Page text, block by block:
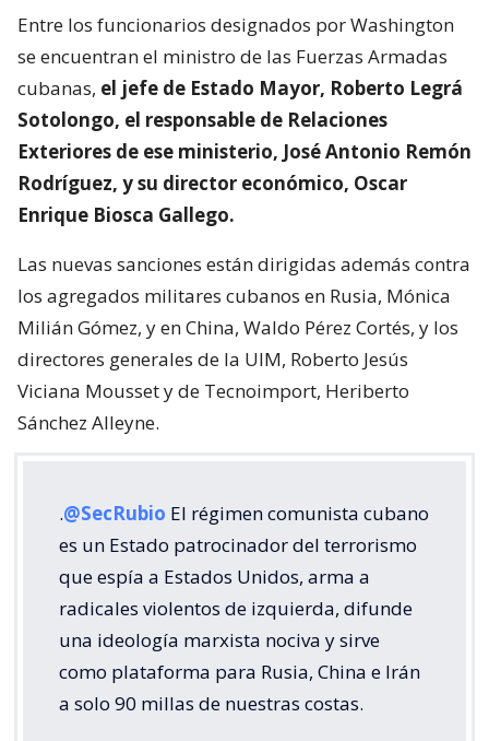
Entre los funcionarios designados por Washington
se encuentran el ministro de las Fuerzas Armadas
cubanas, el jefe de Estado Mayor, Roberto Legrá
Sotolongo, el responsable de Relaciones
Exteriores de ese ministerio, José Antonio Remón
Rodríguez, y su director económico, Oscar
Enrique Biosca Gallego.
Las nuevas sanciones están dirigidas además contra
los agregados militares cubanos en Rusia, Mónica
Milián Gómez, y en China, Waldo Pérez Cortés, y los
directores generales de la UIM, Roberto Jesús
Viciana Mousset y de Tecnoimport, Heriberto
Sánchez Alleyne.
.@SecRubio El régimen comunista cubano
es un Estado patrocinador del terrorismo
que espía a Estados Unidos, arma a
radicales violentos de izquierda, difunde
una ideología marxista nociva y sirve
como plataforma para Rusia, China e Irán
a solo 90 millas de nuestras costas.